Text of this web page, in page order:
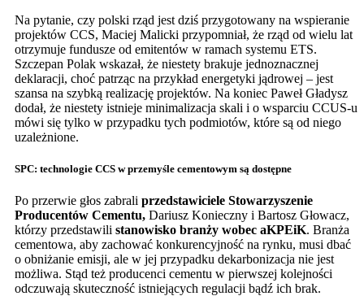
Na pytanie, czy polski rząd jest dziś przygotowany na wspieranie
projektów CCS, Maciej Malicki przypomniał, że rząd od wielu lat
otrzymuje fundusze od emitentów w ramach systemu ETS.
Szczepan Polak wskazał, że niestety brakuje jednoznacznej
deklaracji, choć patrząc na przykład energetyki jądrowej – jest
szansa na szybką realizację projektów. Na koniec Paweł Gładysz
dodał, że niestety istnieje minimalizacja skali i o wsparciu CCUS-u
mówi się tylko w przypadku tych podmiotów, które są od niego
uzależnione.
SPC: technologie CCS w przemyśle cementowym są dostępne
Po przerwie głos zabrali przedstawiciele Stowarzyszenie
Producentów Cementu, Dariusz Konieczny i Bartosz Głowacz,
którzy przedstawili stanowisko branży wobec aKPEiK. Branża
cementowa, aby zachować konkurencyjność na rynku, musi dbać
o obniżanie emisji, ale w jej przypadku dekarbonizacja nie jest
możliwa. Stąd też producenci cementu w pierwszej kolejności
odczuwają skuteczność istniejących regulacji bądź ich brak.